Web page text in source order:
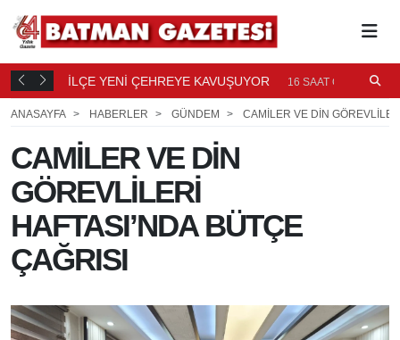
16 İLÇE YENİ ÇEHREYE KAVUŞUYOR 16 SAAT ÖNCE
ANASAYFA
HABERLER GÜNDEM CAMİLER VE DİN
CAMİLER VE DİN
GÖREVLİLERİ
HAFTASI’NDA BÜTÇE
ÇAĞRISI